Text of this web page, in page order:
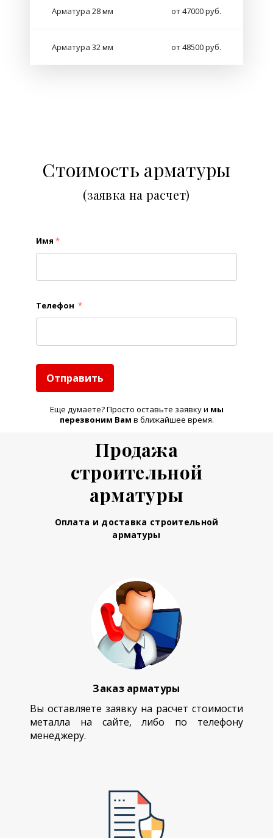
Арматура 28 мм от 47000 руб.
Арматура 32 мм от 48500 руб.
Стоимость арматуры
(заявка на расчет)
Имя *
Телефон *
Отправить
Еще думаете? Просто оставьте заявку и мы
перезвоним Вам в ближайшее время.
Продажа
строительной
арматуры
Оплата и доставка строительной
арматуры
Заказ арматуры
Вы оставляете заявку на расчет стоимости
металла на сайте, либо по телефону
менеджеру.